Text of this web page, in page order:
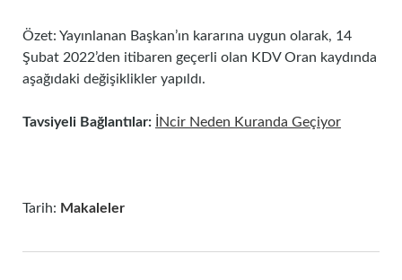
Özet: Yayınlanan Başkan’ın kararına uygun olarak, 14
Şubat 2022’den itibaren geçerli olan KDV Oran kaydında
aşağıdaki değişiklikler yapıldı.
Tavsiyeli Bağlantılar: İNcir Neden Kuranda Geçiyor
Tarih: Makaleler